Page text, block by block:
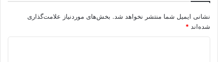
نشانی ایمیل شما منتشر نخواهد شد. بخش‌های موردنیاز علامت‌گذاری
شده‌اند *